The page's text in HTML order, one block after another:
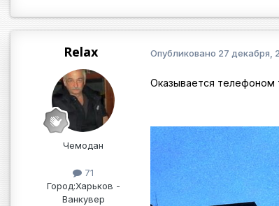
Relax
Чемодан
71
Город:Харьков -
Ванкувер
Опубликовано 27 декабря,
Оказывается